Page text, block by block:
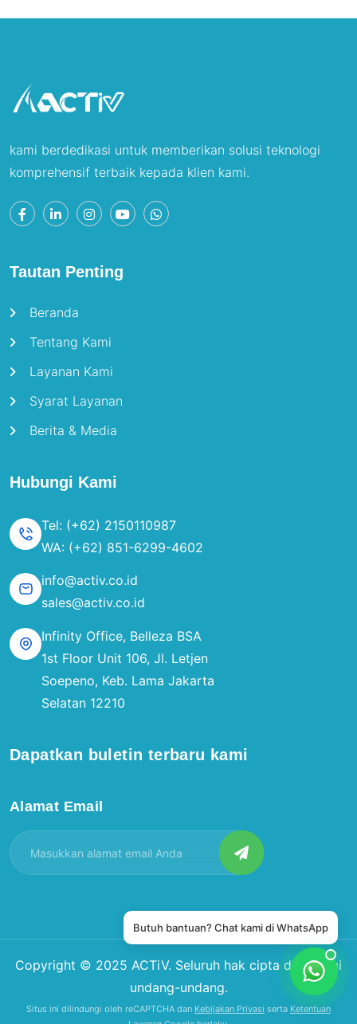
kami berdedikasi untuk memberikan solusi teknologi
komprehensif terbaik kepada klien kami.
Tautan Penting
Beranda
Tentang Kami
Layanan Kami
Syarat Layanan
Berita & Media
Hubungi Kami
Tel: (+62) 2150110987
WA: (+62) 851-6299-4602
info@activ.co.id
sales@activ.co.id
Infinity Office, Belleza BSA
1st Floor Unit 106, Jl. Letjen
Soepeno, Keb. Lama Jakarta
Selatan 12210
Dapatkan buletin terbaru kami
Alamat Email
Copyright © 2025 ACTiV. Seluruh hak cipta dilindungi
undang-undang.
Situs ini dilindungi oleh reCAPTCHA dan Kebijakan Privasi serta Ketentuan
Butuh bantuan? Chat kami di WhatsApp